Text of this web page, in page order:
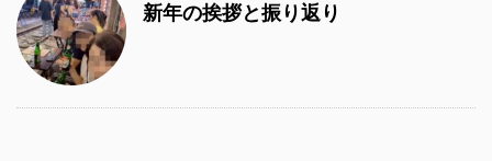
新年の挨拶と振り返り